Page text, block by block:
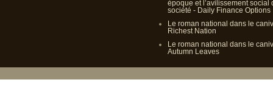
époque et l’avilissement social
société - Daily Finance Options
Le roman national dans le
Richest Nation
Le roman national dans le
Autumn Leaves